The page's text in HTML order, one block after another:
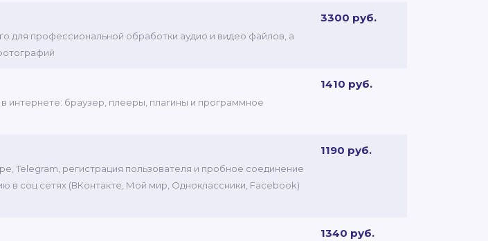
для профессиональной обработки аудио и видео файлов, а
3300 руб.
интернете: браузер, плееры, плагины и программное
1410 руб.
Telegram, регистрация пользователя и пробное соединение
в соц сетях (ВКонтакте, Мой мир, Одноклассники, Facebook)
1190 руб.
1340 руб.